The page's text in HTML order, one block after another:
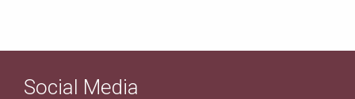
Social Media